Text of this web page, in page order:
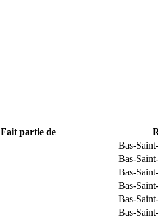
Fait partie de
Bas-
Bas-
Bas-
Bas-
Bas-
Bas-